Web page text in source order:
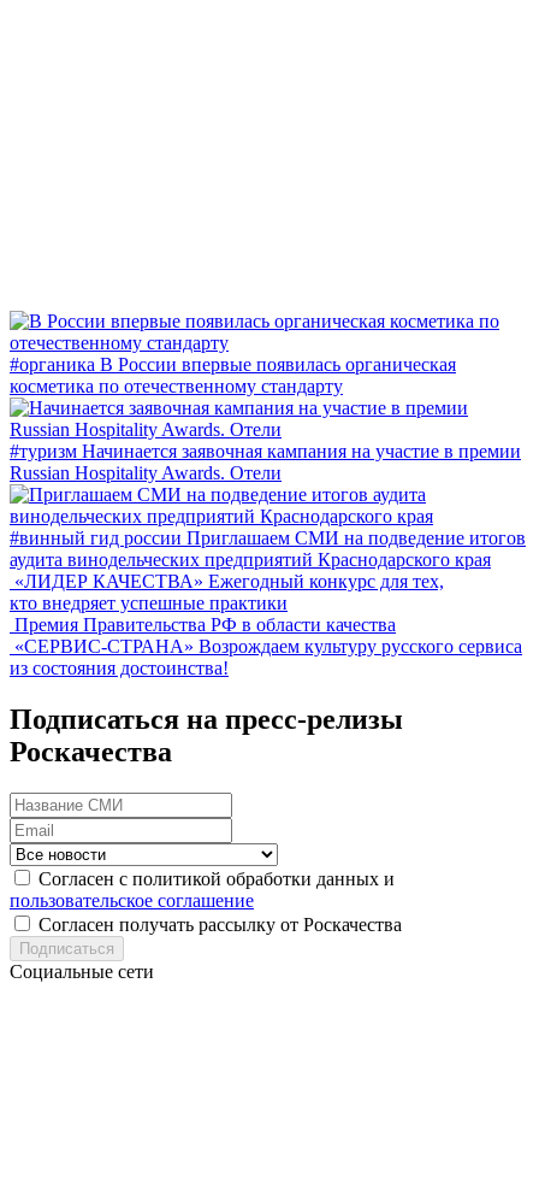
#органика В России впервые появилась органическая
косметика по отечественному стандарту
#туризм Начинается заявочная кампания на участие в премии
Russian Hospitality Awards. Отели
#винный гид россии Приглашаем СМИ на подведение итогов
аудита винодельческих предприятий Краснодарского края
«ЛИДЕР КАЧЕСТВА» Ежегодный конкурс для тех,
кто внедряет успешные практики
Премия Правительства РФ в области качества
«СЕРВИС-СТРАНА» Возрождаем культуру русского сервиса
из состояния достоинства!
Подписаться на пресс-релизы
Роскачества
Согласен с политикой обработки данных и
пользовательское соглашение
Согласен получать рассылку от Роскачества
Подписаться
Социальные сети